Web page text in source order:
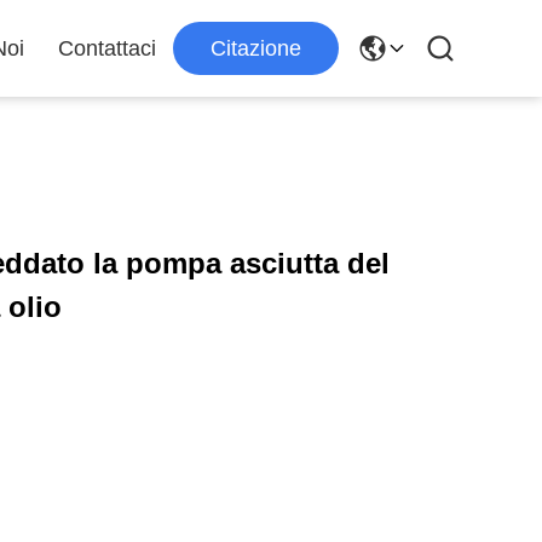
Contattaci Citazione
la pompa asciutta del
olio